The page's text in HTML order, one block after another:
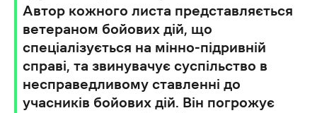
Автор кожного листа представляється
ветераном бойових дій, що
спеціалізується на мінно-підривній
справі, та звинувачує суспільство в
несправедливому ставленні до
учасників бойових дій. Він погрожує